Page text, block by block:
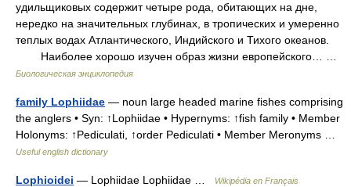
удильщиковых содержит четыре рода, обитающих на дне,
нередко на значительных глубинах, в тропических и умеренно
теплых водах Атлантического, Индийского и Тихого океанов.
Наиболее хорошо изучен образ жизни европейского… …
Биологическая энциклопедия
family Lophiidae — noun large headed marine fishes comprising
the anglers • Syn: ↑Lophiidae • Hypernyms: ↑fish family • Member
Holonyms: ↑Pediculati, ↑order Pediculati • Member Meronyms …
Useful english dictionary
Lophioidei — Lophiidae Lophiidae … Wikipédia en Français